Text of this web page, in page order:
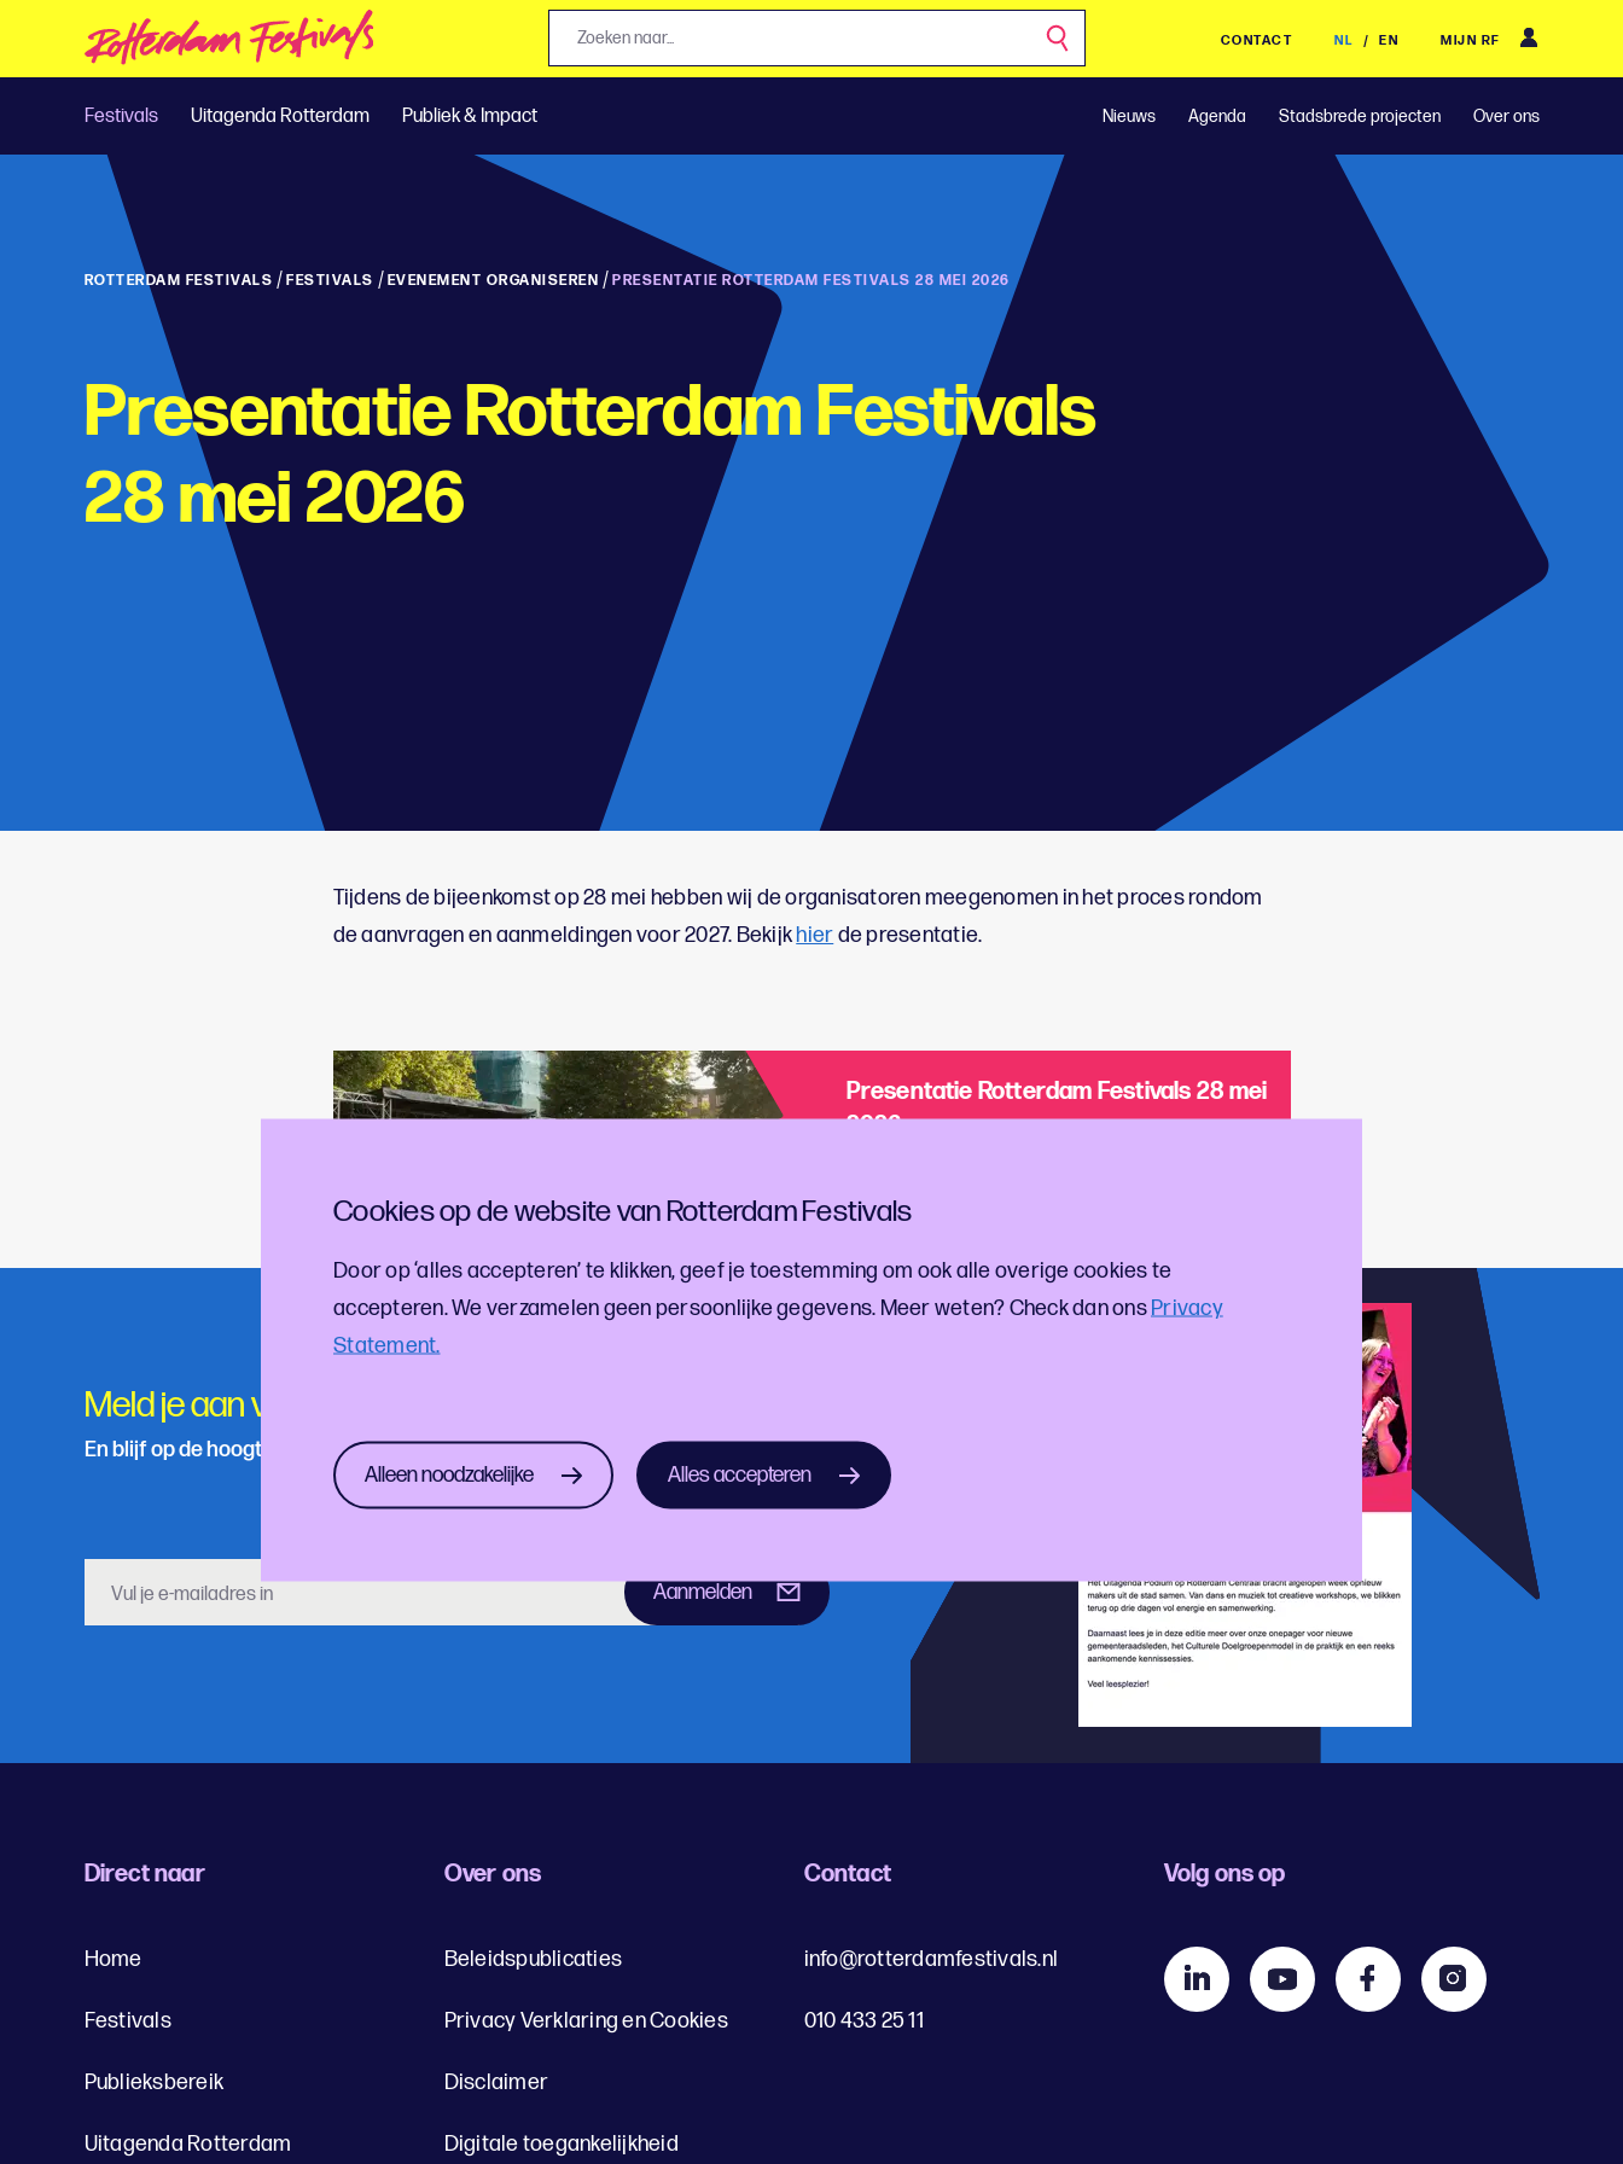
Cookies op de website van Rotterdam Festivals
Door op ‘alles accepteren’ te klikken, geef je toestemming om ook alle overige cookies te
accepteren. We verzamelen geen persoonlijke gegevens. Meer weten? Check dan onsPrivacy
Statement.
Alleen noodzakelijke Alles accepteren
CONTACT NL / EN MIJN RF
Festivals Uitagenda Rotterdam Publiek & Impact Nieuws Agenda Stadsbrede projecten Over ons
ROTTERDAM FESTIVALS / FESTIVALS / EVENEMENT ORGANISEREN / PRESENTATIE ROTTERDAM FESTIVALS 28 MEI 2026
Presentatie Rotterdam Festivals
28 mei 2026
Tijdens de bijeenkomst op 28 mei hebben wij de organisatoren meegenomen in het proces rondom
de aanvragen en aanmeldingen voor 2027. Bekijk hierde presentatie.
Presentatie Rotterdam Festivals 28 mei
2026
Meld je aan voor onze nieuwsbrief!
En blijf op de hoogte van de laatste cultuur- en festivalontwikkelingen
Aanmelden
Direct naar
Home
Festivals
Publieksbereik
Uitagenda Rotterdam
Over ons
Beleidspublicaties
Privacy Verklaring en Cookies
Disclaimer
Digitale toegankelijkheid
Contact
info@rotterdamfestivals.nl
010 433 25 11
Volg ons op